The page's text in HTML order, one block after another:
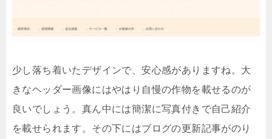
少し落ち着いたデザインで、安心感がありますね。大
きなヘッダー画像にはやはり自慢の作物を載せるのが
良いでしょう。真ん中には簡潔に写真付きで自己紹介
を載せられます。その下にはブログの更新記事がのり